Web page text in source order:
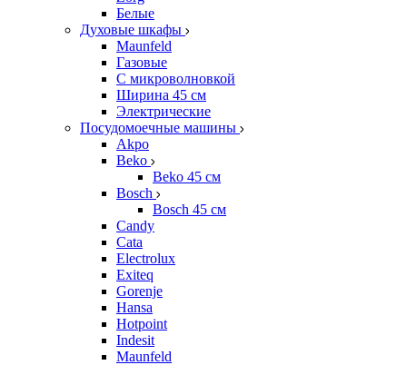
Белые
Духовые шкафы
Maunfeld
Газовые
С микроволновкой
Ширина 45 см
Электрические
Посудомоечные машины
Akpo
Beko
Beko 45 см
Bosch
Bosch 45 см
Candy
Cata
Electrolux
Exiteq
Gorenje
Hansa
Hotpoint
Indesit
Maunfeld